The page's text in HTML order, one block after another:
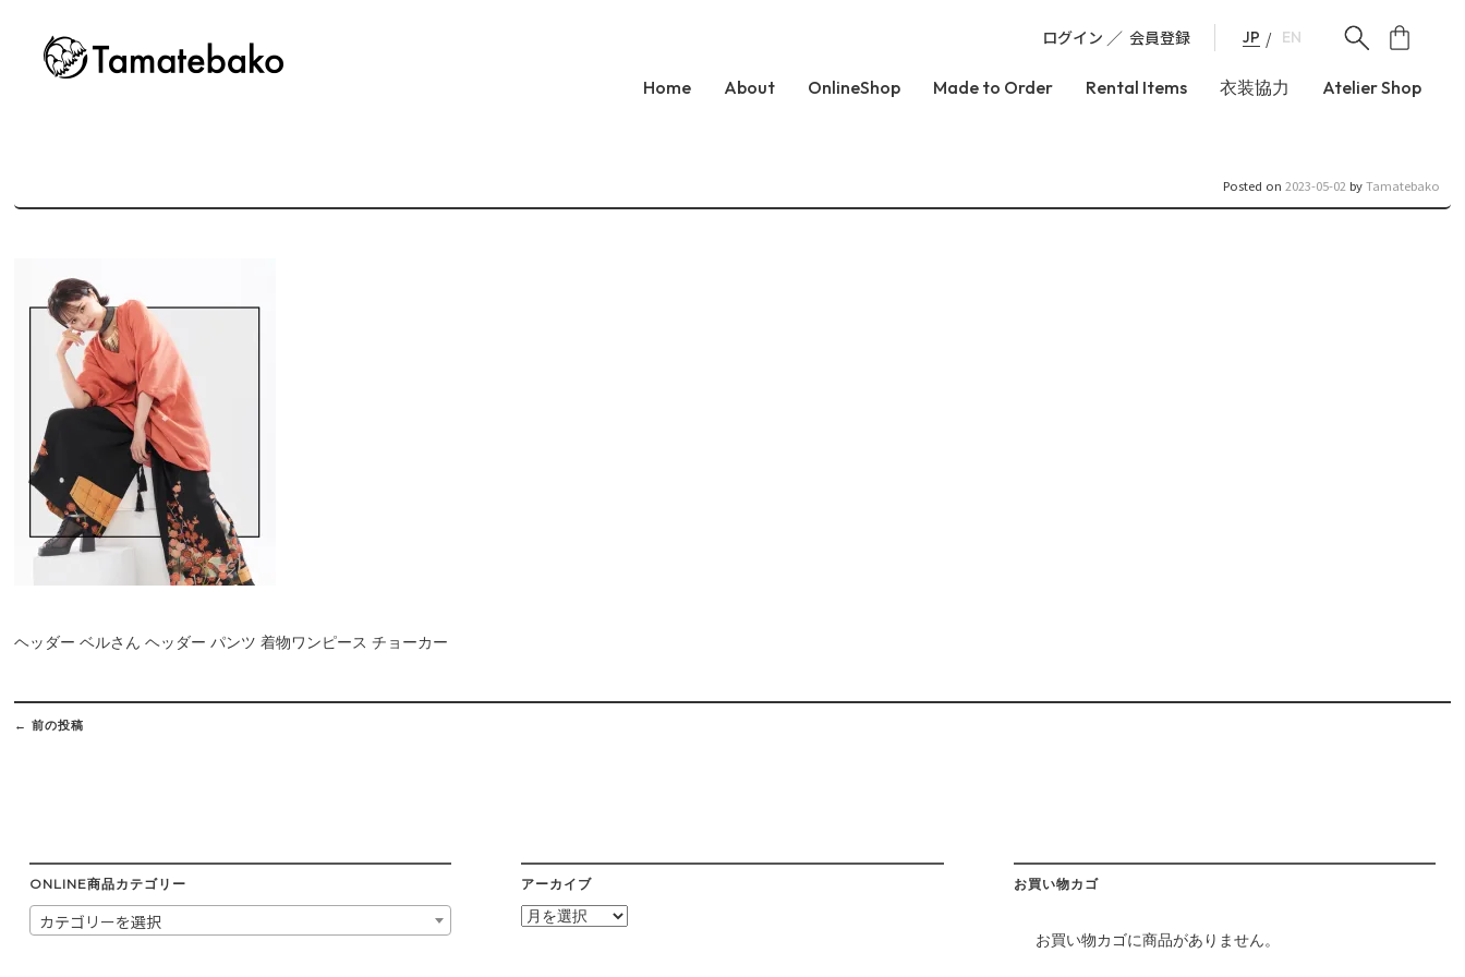
ログイン 会員登録 JP EN
Home About OnlineShop Made to Order Rental Items 衣装協力 Atelier Shop
Posted on 2023-05-02 byTamatebako
ヘッダー ベルさん ヘッダー パンツ 着物ワンピース チョーカー
Post
navigation
← 前の投稿
ONLINE商品カテゴリー
カテゴリーを選択
アーカイブ
ア
お買い物カゴ
お買い物カゴに商品がありません。